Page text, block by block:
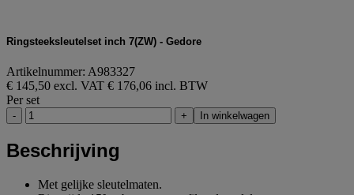
Ringsteeksleutelset inch 7(ZW) - Gedore
Artikelnummer: A983327
€ 145,50 excl. VAT € 176,06 incl. BTW
Per set
- + In winkelwagen
Beschrijving
Met gelijke sleutelmaten.